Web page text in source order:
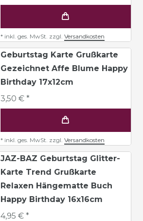
* inkl. ges. MwSt. zzgl. Versandkosten
Geburtstag Karte Grußkarte
Gezeichnet Affe Blume Happy
Birthday 17x12cm
3,50 € *
* inkl. ges. MwSt. zzgl. Versandkosten
JAZ-BAZ Geburtstag Glitter-
Karte Trend Grußkarte
Relaxen Hängematte Buch
Happy Birthday 16x16cm
4,95 € *